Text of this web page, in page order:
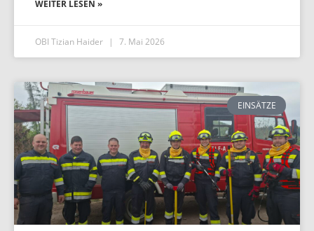
WEITER LESEN »
OBI Tizian Haider 7. Mai 2026
EINSÄTZE